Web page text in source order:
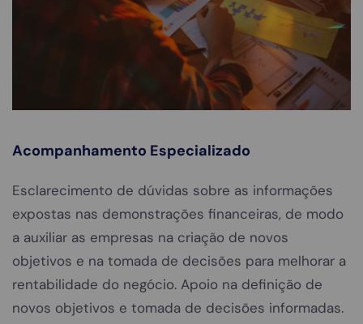
Acompanhamento Especializado
Esclarecimento de dúvidas sobre as informações
expostas nas demonstrações financeiras, de modo
a auxiliar as empresas na criação de novos
objetivos e na tomada de decisões para melhorar a
rentabilidade do negócio. Apoio na definição de
novos objetivos e tomada de decisões informadas.